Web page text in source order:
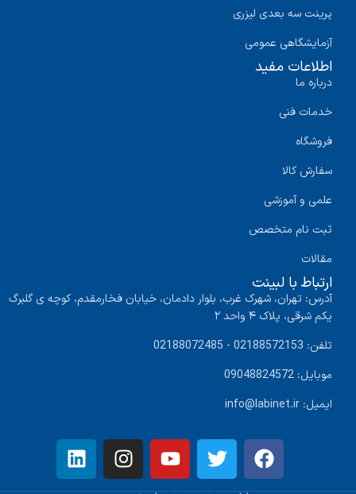
پرینت سه‌ بعدی لیزری
آزمایشگاهی عمومی
اطلاعات مفید
درباره ما
خدمات فنی
فروشگاه
سفارش کالا
علمی و آموزشی
ثبت نام متخصص
مقالات
ارتباط با لبینت
آدرس: تهران، شهرک غرب، بلوار دادمان، خیابان فخارمقدم، کوچه ی گلبرگ
یکم شرقی، پلاک ۴ واحد ۲
تلفن: 02188572153 - 02188072485
موبایل: 09048824572
ایمیل: info@labinet.ir